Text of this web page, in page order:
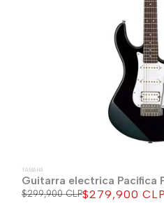
YAMAHA
Guitarra electrica Pacifica
Precio
$299,900 CLPPrecio
$279,900 CLP